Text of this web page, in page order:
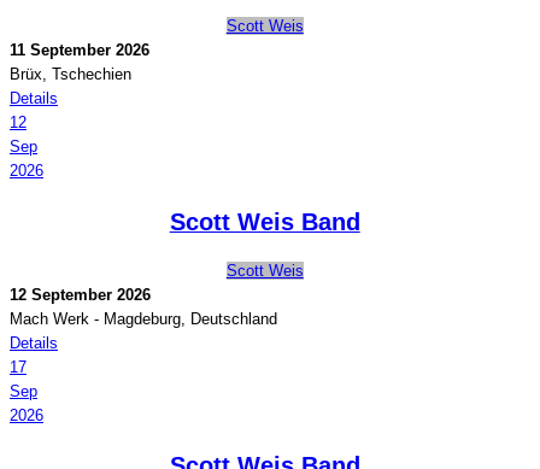
Scott Weis
11 September 2026
Brüx, Tschechien
Details
12
Sep
2026
Scott Weis Band
Scott Weis
12 September 2026
Mach Werk - Magdeburg, Deutschland
Details
17
Sep
2026